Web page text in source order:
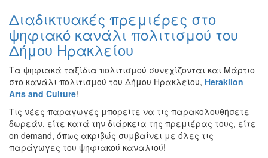
Εκδηλώσεις
ΤΟΠΟΣ
ΜΑΣ
ΔΗΜΟΣ
Διαδικτυακές πρεμιέρες στο
ψηφιακό κανάλι πολιτισμού του
Δήμου Ηρακλείου
Τα ψηφιακά ταξίδια πολιτισμού συνεχίζονται και Μάρτιο
στο κανάλι πολιτισμού του Δήμου Ηρακλείου, Heraklion
Arts and Culture!
Τις νέες παραγωγές μπορείτε να τις παρακολουθήσετε
δωρεάν, είτε κατά την διάρκεια της πρεμιέρας τους, είτε
on demand, όπως ακριβώς συμβαίνει με όλες τις
παράγωγες του ψηφιακού καναλιού!